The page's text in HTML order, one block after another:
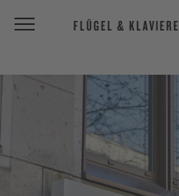
FLÜGEL & KLAVIERE